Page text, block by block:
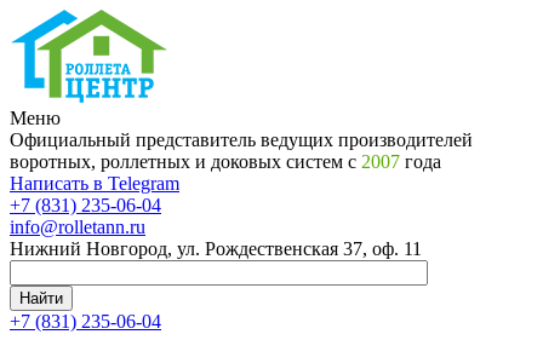
Меню
Официальный представитель ведущих производителей
воротных, роллетных и доковых систем с 2007 года
Написать в Telegram
+7 (831) 235-06-04
info@rolletann.ru
Нижний Новгород, ул. Рождественская 37, оф. 11
Найти
+7 (831) 235-06-04